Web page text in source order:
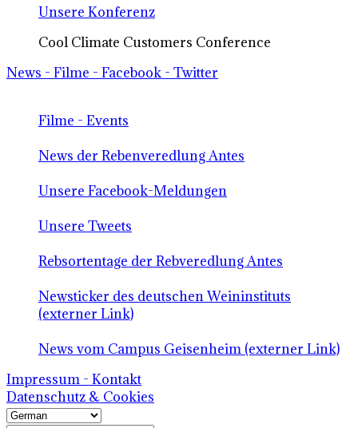
Unsere Konferenz
Cool Climate Customers Conference
News - Filme - Facebook - Twitter
Filme - Events
News der Rebenveredlung Antes
Unsere Facebook-Meldungen
Unsere Tweets
Rebsortentage der Rebveredlung Antes
Newsticker des deutschen Weininstituts
(externer Link)
News vom Campus Geisenheim (externer Link)
Impressum - Kontakt
Datenschutz & Cookies